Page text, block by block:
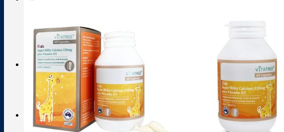
Thành phần thuốc
Giỏ hàng
Giỏ hàng
Chưa có sản phẩm trong giỏ hàng.